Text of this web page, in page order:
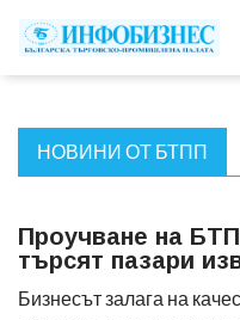
НОВИНИ ОТ БТПП
Проучване на
търсят пазари
Бизнесът залага на